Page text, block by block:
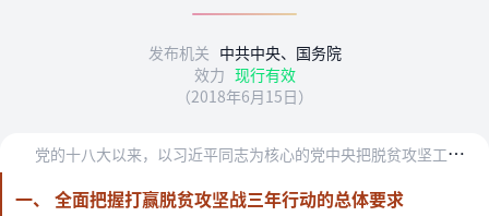
发布机关 中共中央、国务院
效力 现行有效
（2018年6月15日）
党
的十八大以来，以习近平同志为核心的党中央把脱贫攻坚工作纳入“五位一体”总体布局和“四个全面”战略布局，作为实现第一个百年奋斗目标的重点任务，作出一系列重大部署…
一、 全面把握打赢脱贫攻坚战三年行动的总体要求